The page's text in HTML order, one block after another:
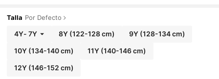
o casual, vacaciones, viajes, deportes, y apta pa
Talla Por Defecto
4Y- 7Y 8Y (122-128 cm) 9Y (128-134 cm)
10Y(134-140 cm) 11Y (140-146 cm)
12Y(146-152 cm)